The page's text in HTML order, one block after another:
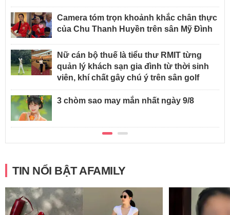
Camera tóm trọn khoảnh khắc chân thực
của Chu Thanh Huyền trên sân Mỹ Đình
Nữ cán bộ thuế là tiểu thư RMIT từng
quản lý khách sạn gia đình từ thời sinh
viên, khí chất gây chú ý trên sân golf
3 chòm sao may mắn nhất ngày 9/8
TIN NỔI BẬT AFAMILY